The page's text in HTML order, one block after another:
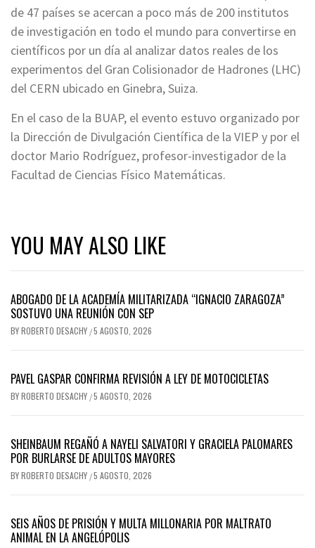
de 47 países se acercan a poco más de 200 institutos
de investigación en todo el mundo para convertirse en
científicos por un día al analizar datos reales de los
experimentos del Gran Colisionador de Hadrones (LHC)
del CERN ubicado en Ginebra, Suiza.
En el caso de la BUAP, el evento estuvo organizado por
la Dirección de Divulgación Científica de la VIEP y por el
doctor Mario Rodríguez, profesor-investigador de la
Facultad de Ciencias Físico Matemáticas.
YOU MAY ALSO LIKE
ABOGADO DE LA ACADEMÍA MILITARIZADA “IGNACIO ZARAGOZA”
SOSTUVO UNA REUNIÓN CON SEP
BYROBERTO DESACHY /5 AGOSTO, 2026
PAVEL GASPAR CONFIRMA REVISIÓN A LEY DE MOTOCICLETAS
BYROBERTO DESACHY /5 AGOSTO, 2026
SHEINBAUM REGAÑÓ A NAYELI SALVATORI Y GRACIELA PALOMARES
POR BURLARSE DE ADULTOS MAYORES
BYROBERTO DESACHY /5 AGOSTO, 2026
SEIS AÑOS DE PRISIÓN Y MULTA MILLONARIA POR MALTRATO
ANIMAL EN LA ANGELÓPOLIS